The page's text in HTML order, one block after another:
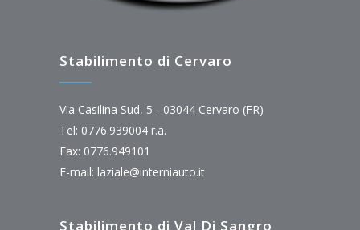
Stabilimento di Cervaro
Via Casilina Sud, 5 - 03044 Cervaro (FR)
Tel: 0776.939004 r.a.
Fax: 0776.949101
E-mail: laziale@interniauto.it
Stabilimento di Val Di Sangro